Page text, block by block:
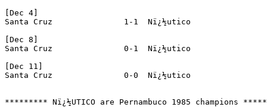
[Dec 4]
Santa Cruz		 1-1  Nï¿½utico
[Dec 8]
Santa Cruz		 0-1  Nï¿½utico
[Dec 11]
Santa Cruz		 0-0  Nï¿½utico
********* Nï¿½UTICO are Pernambuco 1985 champions